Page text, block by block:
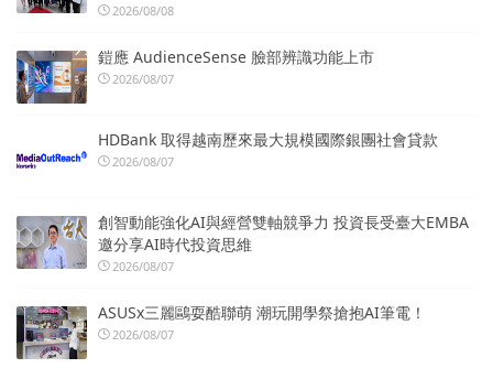
2026/08/08
鎧應 AudienceSense 臉部辨識功能上市
2026/08/07
HDBank 取得越南歷來最大規模國際銀團社會貸款
2026/08/07
創智動能強化AI與經營雙軸競爭力 投資長受臺大EMBA
邀分享AI時代投資思維
2026/08/07
ASUSx三麗鷗耍酷聯萌 潮玩開學祭搶抱AI筆電！
2026/08/07